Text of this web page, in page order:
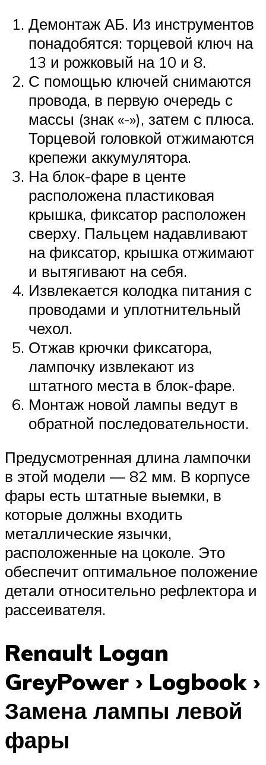
Демонтаж АБ. Из инструментов
понадобятся: торцевой ключ на
13 и рожковый на 10 и 8.
С помощью ключей снимаются
провода, в первую очередь с
массы (знак «-»), затем с плюса.
Торцевой головкой отжимаются
крепежи аккумулятора.
На блок-фаре в центе
расположена пластиковая
крышка, фиксатор расположен
сверху. Пальцем надавливают
на фиксатор, крышка отжимают
и вытягивают на себя.
Извлекается колодка питания с
проводами и уплотнительный
чехол.
Отжав крючки фиксатора,
лампочку извлекают из
штатного места в блок-фаре.
Монтаж новой лампы ведут в
обратной последовательности.
Предусмотренная длина лампочки
в этой модели — 82 мм. В корпусе
фары есть штатные выемки, в
которые должны входить
металлические язычки,
расположенные на цоколе. Это
обеспечит оптимальное положение
детали относительно рефлектора и
рассеивателя.
Renault Logan
GreyPower › Logbook ›
Замена лампы левой
фары